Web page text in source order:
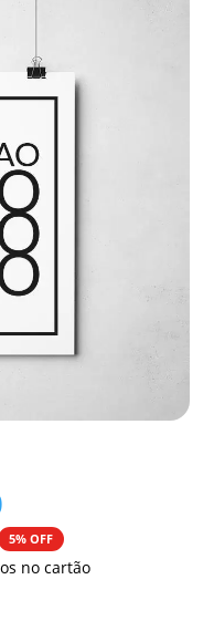
de
preço:
R$ 33,00
5% OFF
no cartão